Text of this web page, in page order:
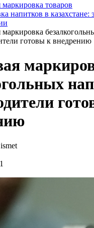
товаров
напитков в казахстане:
готовы к внедрению